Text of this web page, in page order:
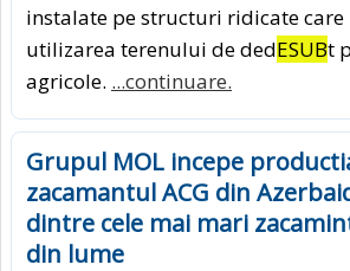
instalate pe structuri ridicate
utilizarea terenului de dedESUBt
agricole. ...continuare.
Grupul MOL incepe
zacamantul ACG din
dintre cele mai mari
din lume